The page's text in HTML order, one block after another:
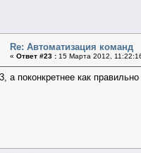
Re: Автоматизация команд
« Ответ #23 : 15 Марта 2012,
а поконкретнее как